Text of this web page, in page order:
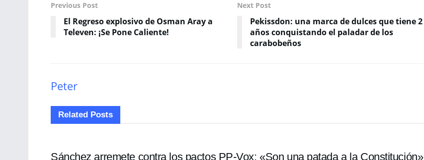
Previous Post
El Regreso explosivo de Osman Aray a
Televen: ¡Se Pone Caliente!
Next Post
Pekissdon: una marca de dulces que tiene 2
años conquistando el paladar de los
carabobeños
Peter
Related Posts
Sánchez arremete contra los pactos PP-Vox: «Son una patada a la Constitución»